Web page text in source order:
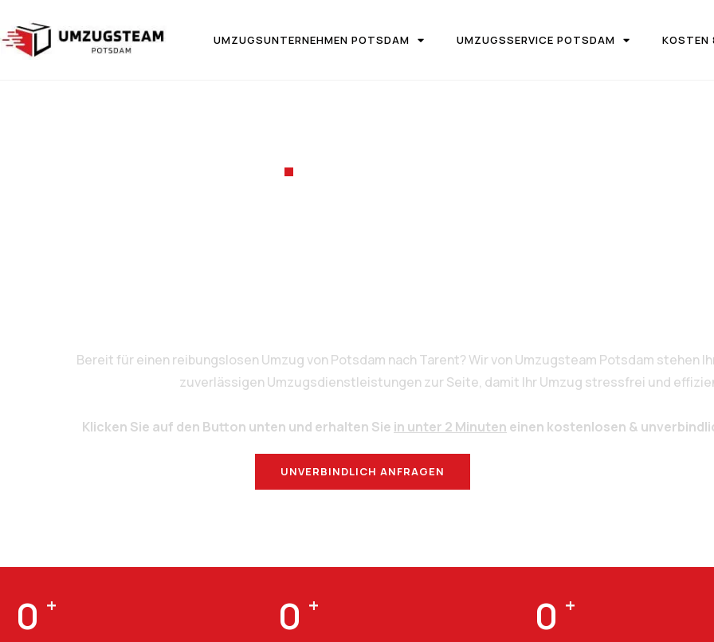
UMZUGSUNTERNEHMEN POTSDAM UMZUGSSERVICE POTSDAM KOSTEN
Bereit für einen reibungslosen Umzug von Potsdam nach Tarent? Wir von Umzugsteam Potsdam stehen
zuverlässigen Umzugsdienstleistungen zur Seite, damit Ihr Umzug stressfrei und
Klicken Sie auf den Button unten und erhalten Sie in unter 2 Minuten einen kostenlosen &
UNVERBINDLICH ANFRAGEN
0 + 0 + 0 +